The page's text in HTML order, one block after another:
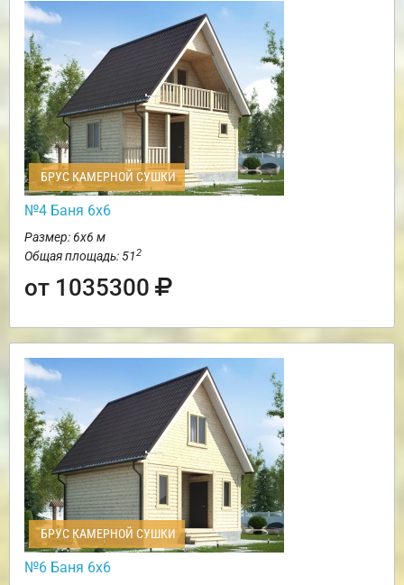
БРУС КАМЕРНОЙ СУШКИ
№4 Баня 6х6
Размер: 6х6 м
Общая площадь: 512
от 1035300
БРУС КАМЕРНОЙ СУШКИ
№6 Баня 6х6